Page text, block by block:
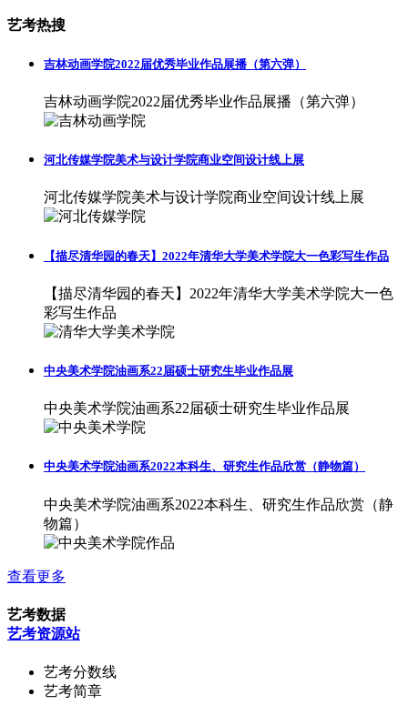
艺考热搜
吉林动画学院2022届优秀毕业作品展播（第六弹）
吉林动画学院2022届优秀毕业作品展播（第六弹）
河北传媒学院美术与设计学院商业空间设计线上展
河北传媒学院美术与设计学院商业空间设计线上展
【描尽清华园的春天】2022年清华大学美术学院大一色彩写生作品
【描尽清华园的春天】2022年清华大学美术学院大一色
彩写生作品
中央美术学院油画系22届硕士研究生毕业作品展
中央美术学院油画系22届硕士研究生毕业作品展
中央美术学院油画系2022本科生、研究生作品欣赏（静物篇）
中央美术学院油画系2022本科生、研究生作品欣赏（静
物篇）
查看更多
艺考数据
艺考资源站
艺考分数线
艺考简章